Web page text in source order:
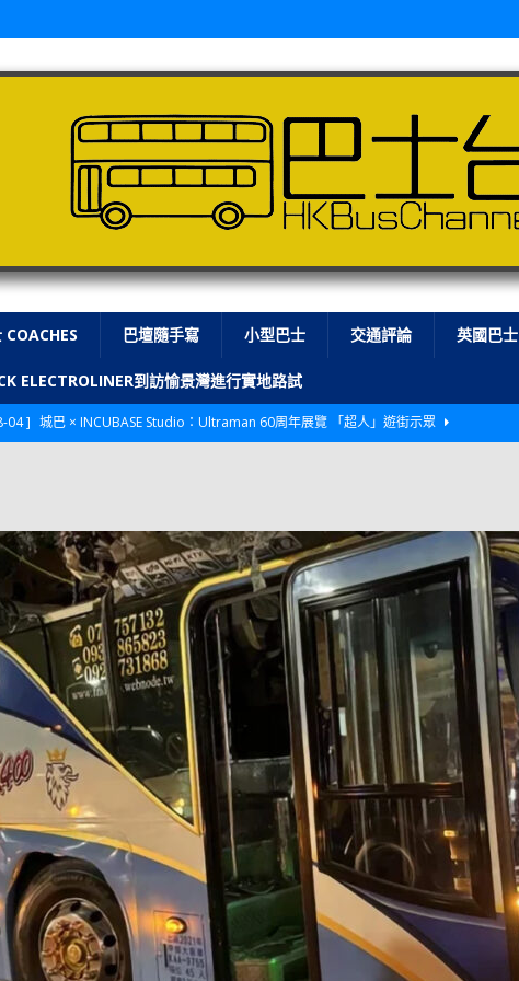
巴壇隨手寫 小型巴士 交通評論 英國巴士
ELECTROLINER到訪愉景灣進行實地路試
04 ] 城巴 × INCUBASE Studio：Ultraman 60周年展覽 「超人」遊街示眾
九巴及龍運
26 ] 【新車速報】第一部 410PS 規格宇通旅遊巴士 – 榮利「樂園快線」仕様
報
23 ]
【電車】究竟幾幅插畫係為乜過唔到審批？
公益活動
22 ] 【輕鐵】痴卡哇列車2026年暑假陪大家搭「輕鐵發現號」旅遊專綫
07 ]
VOLVO 全新電動巴士 BERL 樣板車抵港
電動巴士
05 ]
美國國慶250，貼部電車慶祝，準備禮物叫人任影
電車
24 ] 校巴終於第一滴血了
巴壇隨手寫
23 ]
【纜車】昂坪360正式開展20周年慶典 玩轉「日與夜」好時光
MTR 港
22 ]
Adidas FIFA 世界盃 The Yard 巴士巡遊 CITYBUS 城巴